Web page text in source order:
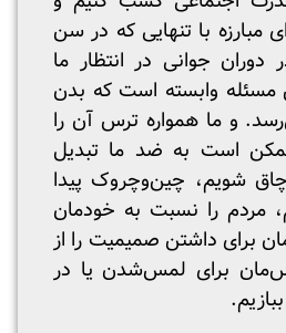
مبارزه با تنهایی که در سن
دوران جوانی در انتظار ما
وابسته است که بدن
و ما همواره ترس آن را
است به ضد ما تبدیل
شویم، چین‌وچروک پیدا
مردم را نسبت به خودمان
برای داشتن صمیمیت را از
برای لمس‌شدن یا در